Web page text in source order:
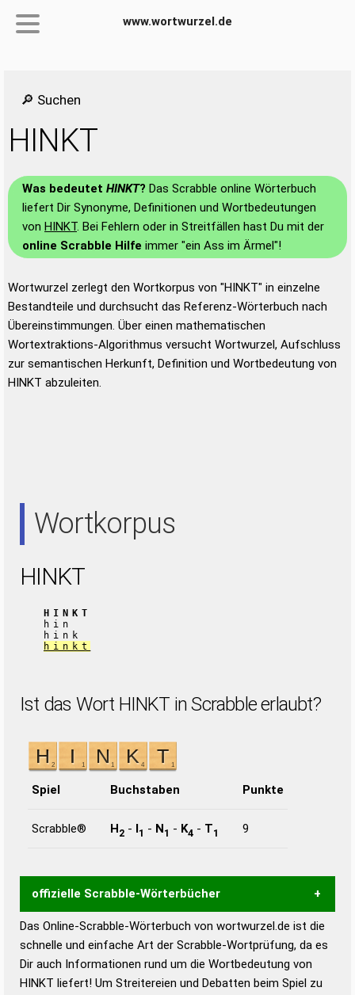
www.wortwurzel.de
🔎 Suchen
HINKT
Was bedeutet HINKT? Das Scrabble online Wörterbuch
liefert Dir Synonyme, Definitionen und Wortbedeutungen
von HINKT. Bei Fehlern oder in Streitfällen hast Du mit der
online Scrabble Hilfe immer "ein Ass im Ärmel"!
Wortwurzel zerlegt den Wortkorpus von "HINKT" in einzelne
Bestandteile und durchsucht das Referenz-Wörterbuch nach
Übereinstimmungen. Über einen mathematischen
Wortextraktions-Algorithmus versucht Wortwurzel, Aufschluss
zur semantischen Herkunft, Definition und Wortbedeutung von
HINKT abzuleiten.
Wortkorpus
HINKT
HINKT
hin
hink
hinkt
Ist das Wort HINKT in Scrabble erlaubt?
Spiel Buchstaben Punkte
Scrabble® H2 - I1 - N1 - K4 - T1 9
offizielle Scrabble-Wörterbücher
Wortwurzel liefert mit Hilfe eines semantischen
Wortanalyse-Algorithmus gute Anhaltspunkte zu
Wortbedeutung, Worttrennung und Wortform, um die
Das Online-Scrabble-Wörterbuch von wortwurzel.de ist die
schnelle und einfache Art der Scrabble-Wortprüfung, da es
Dir auch Informationen rund um die Wortbedeutung von
HINKT liefert! Um Streitereien und Debatten beim Spiel zu